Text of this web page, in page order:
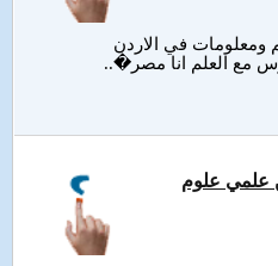
في الاردن
علمي علوم